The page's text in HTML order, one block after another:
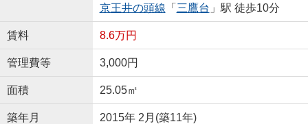
京王井の頭線 「 三鷹台 」駅 徒歩10分
賃料 8.6万円
管理費等 3,000円
面積 25.05㎡
築年月 2015年 2月(築11年)